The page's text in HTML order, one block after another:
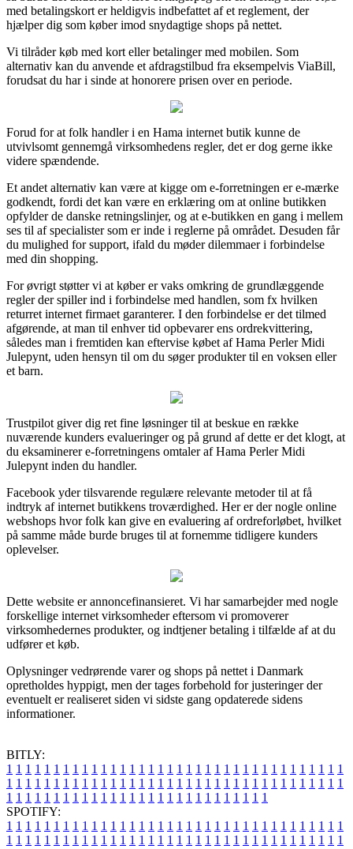
med betalingskort er heldigvis indbefattet af et reglement, der
hjælper dig som køber imod snydagtige shops på nettet.
Vi tilråder køb med kort eller betalinger med mobilen. Som
alternativ kan du anvende et afdragstilbud fra eksempelvis ViaBill,
forudsat du har i sinde at honorere prisen over en periode.
Forud for at folk handler i en Hama internet butik kunne de
utvivlsomt gennemgå virksomhedens regler, det er dog gerne ikke
videre spændende.
Et andet alternativ kan være at kigge om e-forretningen er e-mærke
godkendt, fordi det kan være en erklæring om at online butikken
opfylder de danske retningslinjer, og at e-butikken en gang i mellem
ses til af specialister som er inde i reglerne på området. Desuden får
du mulighed for support, ifald du møder dilemmaer i forbindelse
med din shopping.
For øvrigt støtter vi at køber er vaks omkring de grundlæggende
regler der spiller ind i forbindelse med handlen, som fx hvilken
returret internet firmaet garanterer. I den forbindelse er det tilmed
afgørende, at man til enhver tid opbevarer ens ordrekvittering,
således man i fremtiden kan eftervise købet af Hama Perler Midi
Julepynt, uden hensyn til om du søger produkter til en voksen eller
et barn.
Trustpilot giver dig ret fine løsninger til at beskue en række
nuværende kunders evalueringer og på grund af dette er det klogt, at
du eksaminerer e-forretningens omtaler af Hama Perler Midi
Julepynt inden du handler.
Facebook yder tilsvarende regulære relevante metoder til at få
indtryk af internet butikkens troværdighed. Her er der nogle online
webshops hvor folk kan give en evaluering af ordreforløbet, hvilket
på samme måde burde bruges til at fornemme tidligere kunders
oplevelser.
Dette website er annoncefinansieret. Vi har samarbejder med nogle
forskellige internet virksomheder eftersom vi promoverer
virksomhedernes produkter, og indtjener betaling i tilfælde af at du
udfører et køb.
Oplysninger vedrørende varer og shops på nettet i Danmark
opretholdes hyppigt, men der tages forbehold for justeringer der
eventuelt er realiseret siden vi sidste gang opdaterede sidens
informationer.
BITLY:
1 1 1 1 1 1 1 1 1 1 1 1 1 1 1 1 1 1 1 1 1 1 1 1 1 1 1 1 1 1 1 1 1 1 1 1
1 1 1 1 1 1 1 1 1 1 1 1 1 1 1 1 1 1 1 1 1 1 1 1 1 1 1 1 1 1 1 1 1 1 1 1
1 1 1 1 1 1 1 1 1 1 1 1 1 1 1 1 1 1 1 1 1 1 1 1 1 1 1 1
SPOTIFY:
1 1 1 1 1 1 1 1 1 1 1 1 1 1 1 1 1 1 1 1 1 1 1 1 1 1 1 1 1 1 1 1 1 1 1 1
1 1 1 1 1 1 1 1 1 1 1 1 1 1 1 1 1 1 1 1 1 1 1 1 1 1 1 1 1 1 1 1 1 1 1 1